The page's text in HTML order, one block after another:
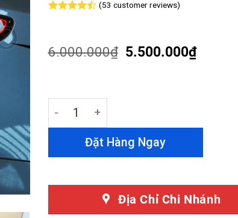
based on
customer
(53 customer reviews)
6.000.000₫ 5.500.000₫
Độ Đèn Hậu Toyota Altis 2012 - 2016
Đặt Hàng Ngay
Địa Chỉ Chi Nhánh